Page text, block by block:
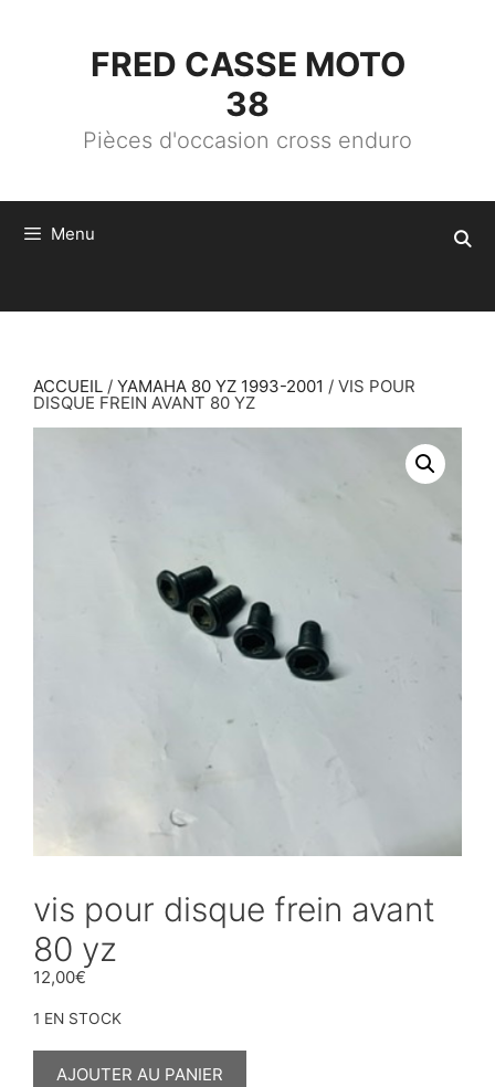
FRED CASSE MOTO
38
Pièces d'occasion cross enduro
Menu
ACCUEIL / YAMAHA 80 YZ 1993-2001 / VIS POUR
DISQUE FREIN AVANT 80 YZ
vis pour disque frein avant
80 yz
12,00€
1 EN STOCK
QUANTITÉ
AJOUTER AU PANIER